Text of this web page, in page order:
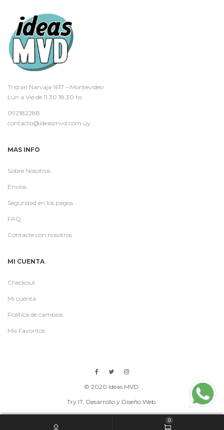
Tristán Narvaja 1617 – Montevideo
Lun a Vie de 11.30 18.30 hs
092182288
contacto@ideasmvd.com.uy
MAS INFO
Sobre Nosotros
Envíos
Seguridad en los pagos
FAQ
Contacte con nosotros
MI CUENTA
Checkout
Mi cuenta
Política de cambios
Mis Favoritos
© 2020 Ideas MVD.
Try IT, Desarrollo y Diseño Web.
0